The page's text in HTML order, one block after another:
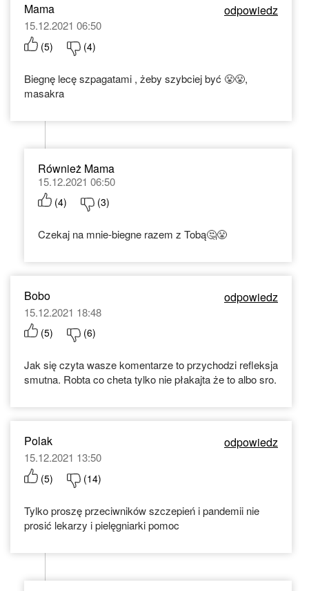
Mama odpowiedz
15.12.2021 06:50
(5) (4)
Biegnę lecę szpagatami , żeby szybciej być 😤😤,
masakra
Również Mama
15.12.2021 06:50
(4) (3)
Czekaj na mnie-biegne razem z Tobą🤔😤
Bobo odpowiedz
15.12.2021 18:48
(5) (6)
Jak się czyta wasze komentarze to przychodzi refleksja
smutna. Robta co cheta tylko nie płakajta że to albo sro.
Polak odpowiedz
15.12.2021 13:50
(5) (14)
Tylko proszę przeciwników szczepień i pandemii nie
prosić lekarzy i pielęgniarki pomoc